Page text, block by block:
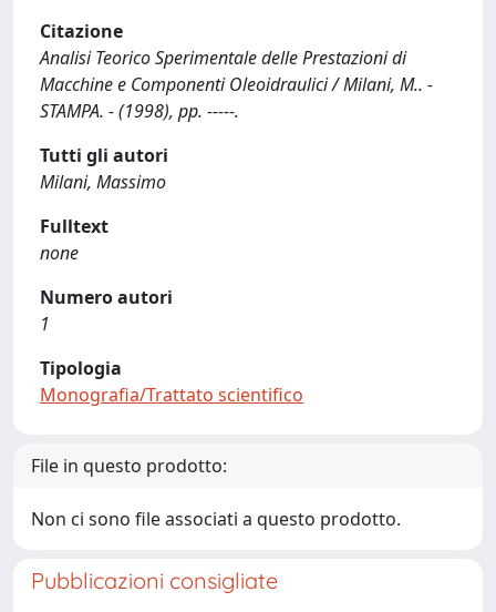
Citazione
Analisi Teorico Sperimentale delle Prestazioni di
Macchine e Componenti Oleoidraulici / Milani, M.. -
STAMPA. - (1998), pp. -----.
Tutti gli autori
Milani, Massimo
Fulltext
none
Numero autori
1
Tipologia
Monografia/Trattato scientifico
File in questo prodotto:
Non ci sono file associati a questo prodotto.
Pubblicazioni consigliate